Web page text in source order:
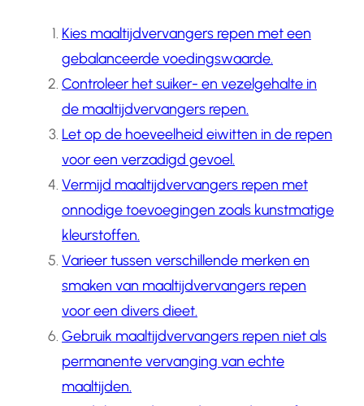
Kies maaltijdvervangers repen met een
gebalanceerde voedingswaarde.
Controleer het suiker- en vezelgehalte in
de maaltijdvervangers repen.
Let op de hoeveelheid eiwitten in de repen
voor een verzadigd gevoel.
Vermijd maaltijdvervangers repen met
onnodige toevoegingen zoals kunstmatige
kleurstoffen.
Varieer tussen verschillende merken en
smaken van maaltijdvervangers repen
voor een divers dieet.
Gebruik maaltijdvervangers repen niet als
permanente vervanging van echte
maaltijden.